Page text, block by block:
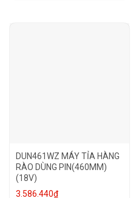
DUN461WZ MÁY TỈA HÀNG
RÀO DÙNG PIN(460MM)
(18V)
3.586.440₫